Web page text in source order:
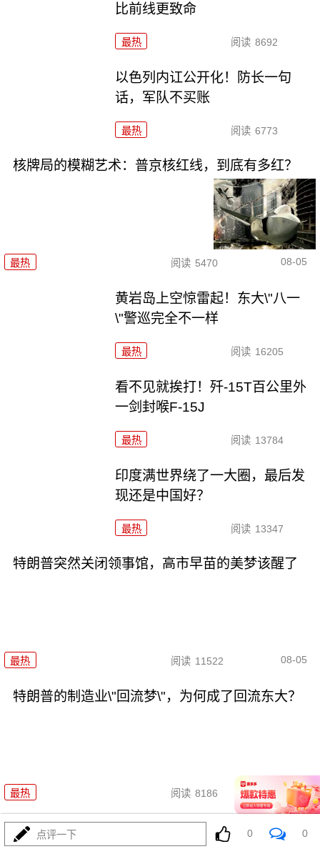
比前线更致命
最热 阅读 8692
以色列内讧公开化！防长一句
话，军队不买账
最热 阅读 6773
核牌局的模糊艺术：普京核红线，到底有多红？
最热 阅读 5470 08-05
黄岩岛上空惊雷起！东大\"八一
\"警巡完全不一样
最热 阅读 16205
看不见就挨打！歼-15T百公里外
一剑封喉F-15J
最热 阅读 13784
印度满世界绕了一大圈，最后发
现还是中国好？
最热 阅读 13347
特朗普突然关闭领事馆，高市早苗的美梦该醒了
最热 阅读 11522 08-05
特朗普的制造业\"回流梦\"，为何成了回流东大？
最热 阅读 8186 08-05
扎胖摊牌：乌克兰的\"北约梦\"为何成了一地鸡毛？
点评一下 0 0